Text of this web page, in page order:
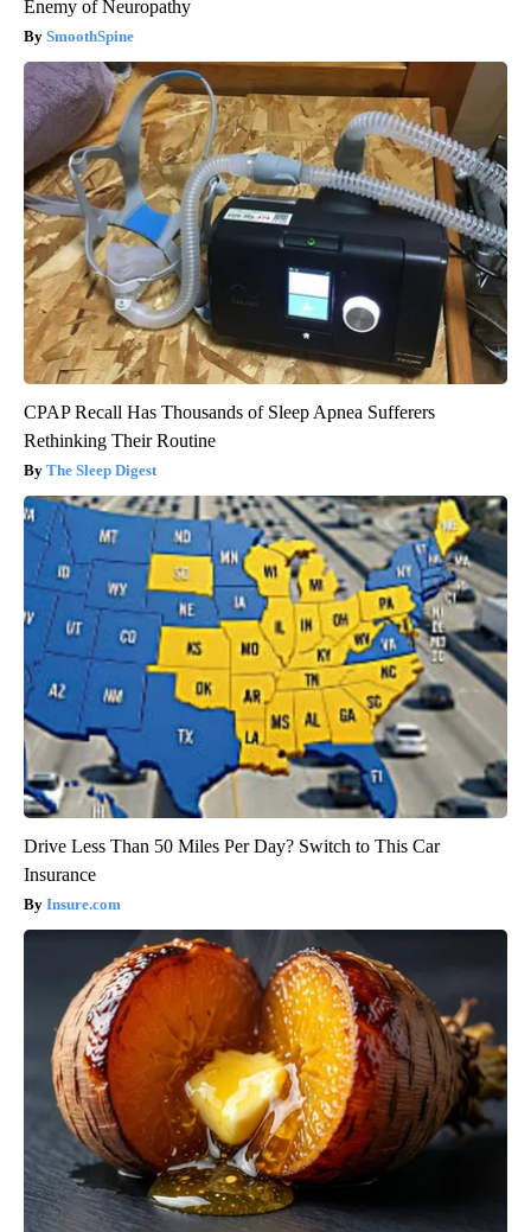
Enemy of Neuropathy
SmoothSpine
CPAP Recall Has Thousands of Sleep Apnea Sufferers
Rethinking Their Routine
The Sleep Digest
Drive Less Than 50 Miles Per Day? Switch to This Car
Insurance
Insure.com